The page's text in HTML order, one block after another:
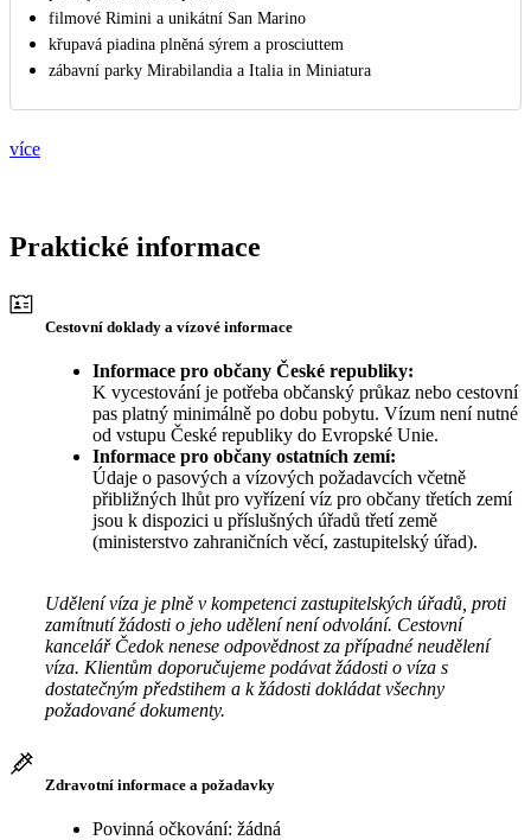
filmové Rimini a unikátní San Marino
křupavá piadina plněná sýrem a prosciuttem
zábavní parky Mirabilandia a Italia in Miniatura
více
Praktické informace
Cestovní doklady a vízové informace
Informace pro občany České republiky:
K vycestování je potřeba občanský průkaz nebo cestovní
pas platný minimálně po dobu pobytu. Vízum není nutné
od vstupu České republiky do Evropské Unie.
Informace pro občany ostatních zemí:
Údaje o pasových a vízových požadavcích včetně
přibližných lhůt pro vyřízení víz pro občany třetích zemí
jsou k dispozici u příslušných úřadů třetí země
(ministerstvo zahraničních věcí, zastupitelský úřad).
Udělení víza je plně v kompetenci zastupitelských úřadů, proti
zamítnutí žádosti o jeho udělení není odvolání. Cestovní
kancelář Čedok nenese odpovědnost za případné neudělení
víza. Klientům doporučujeme podávat žádosti o víza s
dostatečným předstihem a k žádosti dokládat všechny
požadované dokumenty.
Zdravotní informace a požadavky
Povinná očkování: žádná